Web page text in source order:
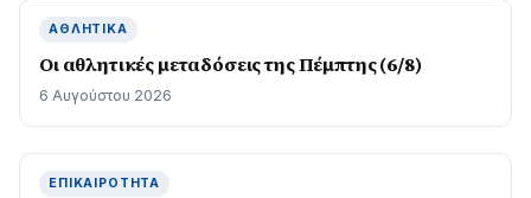
ΑΘΛΗΤΙΚΆ
Οι αθλητικές μεταδόσεις της Πέμπτης (6/8)
6 Αυγούστου 2026
ΕΠΙΚΑΙΡΌΤΗΤΑ